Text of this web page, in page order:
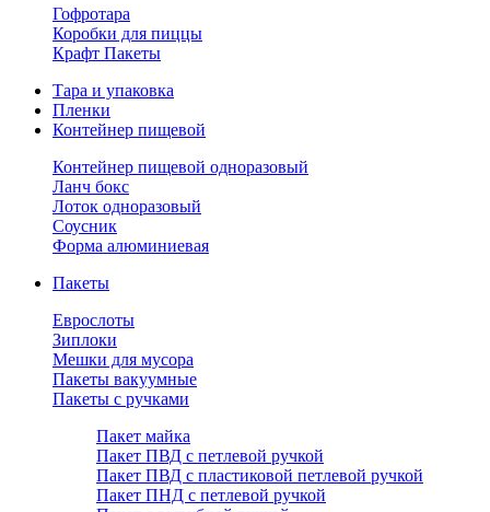
Гофротара
Коробки для пиццы
Крафт Пакеты
Тара и упаковка
Пленки
Контейнер пищевой
Контейнер пищевой одноразовый
Ланч бокс
Лоток одноразовый
Соусник
Форма алюминиевая
Пакеты
Еврослоты
Зиплоки
Мешки для мусора
Пакеты вакуумные
Пакеты с ручками
Пакет майка
Пакет ПВД с петлевой ручкой
Пакет ПВД с пластиковой петлевой ручкой
Пакет ПНД с петлевой ручкой